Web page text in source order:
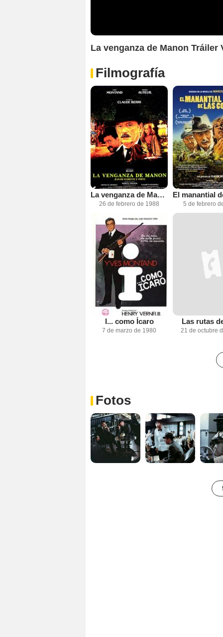
La venganza de Manon Tráiler
Filmografía
La venganza de Manon
26 de febrero de 1988 5 de febrero
I... como Ícaro
7 de marzo de 1980
Las rutas
21 de octubre
Fotos